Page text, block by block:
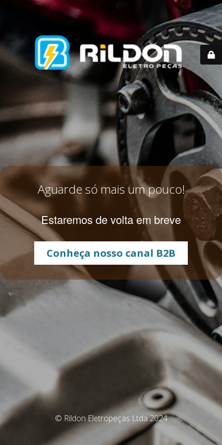
Aguarde só mais um pouco!
Estaremos de volta em breve
Conheça nosso canal B2B
© Rildon Eletropeças Ltda 2024